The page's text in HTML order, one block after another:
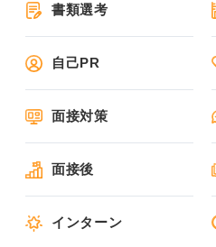
書類選考
自己PR
面接対策
面接後
インターン